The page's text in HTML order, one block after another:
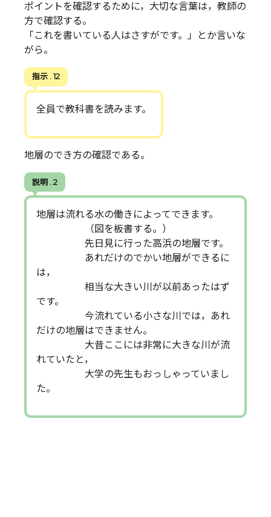
ポイントを確認するために，大切な言葉は，教師の
方で確認する。
「これを書いている人はさすがです。」とか言いな
がら。
指示 . 12
全員で教科書を読みます。
地層のでき方の確認である。
説明 . 2
地層は流れる水の働きによってできます。
（図を板書する。）
先日見に行った高浜の地層です。
あれだけのでかい地層ができるに
は，
相当な大きい川が以前あったはず
です。
今流れている小さな川では，あれ
だけの地層はできません。
大昔ここには非常に大きな川が流
れていたと，
大学の先生もおっしゃっていまし
た。